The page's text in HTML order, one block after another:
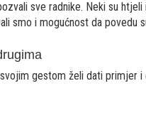
sve radnike. Neki su
smo i mogućnost da povedu
gestom želi dati primjer i